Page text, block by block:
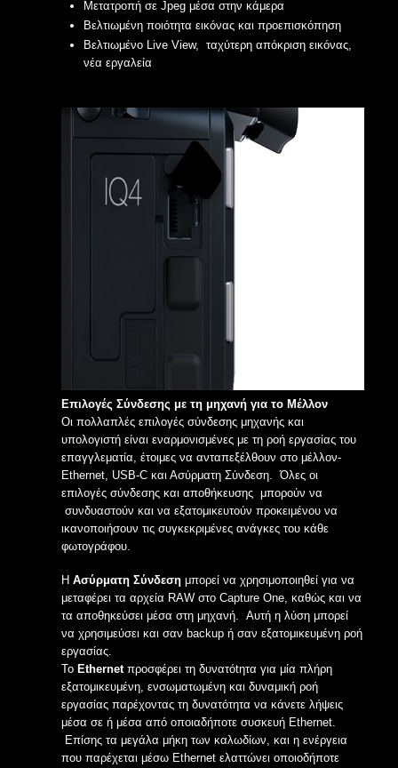
Μετατροπή σε Jpeg μέσα στην κάμερα
Βελτιωμένη ποιότητα εικόνας και προεπισκόπηση
Βελτιωμένο Live View, ταχύτερη απόκριση εικόνας,
νέα εργαλεία
Επιλογές Σύνδεσης με τη μηχανή για το Μέλλον
Οι πολλαπλές επιλογές σύνδεσης μηχανής και
υπολογιστή είναι εναρμονισμένες με τη ροή εργασίας του
επαγγλεματία, έτοιμες να ανταπεξέλθουν στο μέλλον-
Ethernet, USB-C και Ασύρματη Σύνδεση. Όλες οι
επιλογές σύνδεσης και αποθήκευσης μπορούν να
συνδυαστούν και να εξατομικευτούν προκειμένου να
ικανοποιήσουν τις συγκεκριμένες ανάγκες του κάθε
φωτογράφου.
Η Ασύρματη Σύνδεση μπορεί να χρησιμοποιηθεί για να
μεταφέρει τα αρχεία RAW στο Capture One, καθώς και να
τα αποθηκεύσει μέσα στη μηχανή. Αυτή η λύση μπορεί
να χρησιμεύσει και σαν backup ή σαν εξατομικευμένη ροή
εργασίας.
Το Ethernet προσφέρει τη δυνατόtητα για μία πλήρη
εξατομικευμένη, ενσωματωμένη και δυναμική ροή
εργασίας παρέχοντας τη δυνατότητα να κάνετε λήψεις
μέσα σε ή μέσα από οποιαδήποτε συσκευή Ethernet.
Επίσης τα μεγάλα μήκη των καλωδίων, και η ενέργεια
που παρέχεται μέσω Εthernet ελαττώνει οποιοδήποτε